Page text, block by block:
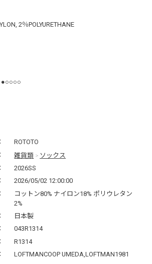
ROTOTO
雑貨類 > ソックス
2026SS
2026/05/02 12:00:00
コットン80% ナイロン18% ポリウレタン
2%
日本製
043R1314
R1314
LOFTMANCOOP UMEDA,LOFTMAN1981
2％POLYURETHANE
●○○○○